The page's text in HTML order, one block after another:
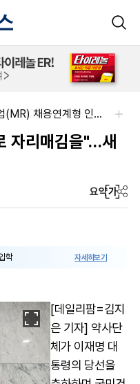
한국오츠카제약(주)-병원영업(MR) 채용연계형 인턴(신입사원) 모집 공고
제이더블유홀딩스주식회사-JW 2026년 4차 수시채용
자리매김을"…새
요약가
학 자세히보기
[데일리팜=김지
은 기자] 약사단
체가 이재명 대
통령의 당선을